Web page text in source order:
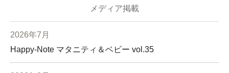
メディア掲載
2026年7月
Happy-Note マタニティ＆ベビー vol.35